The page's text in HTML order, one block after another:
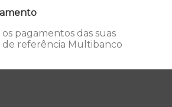
pagamentos das suas
de referência Multibanco